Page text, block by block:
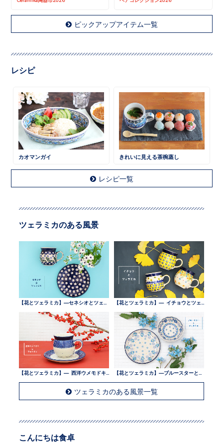
ピックアップアイテム一覧
レシピ
カオマンガイ きれいに見える茶椀蒸し
レシピ一覧
ツェラミカのある風景
ツェラミカのある風景一覧
こんにちは食卓